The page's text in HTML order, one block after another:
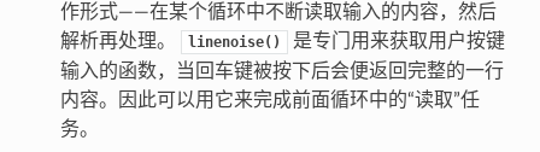
作形式——在某个循环中不断读取输入的内容，然后
解析再处理。
linenoise()
是专门用来获取用户按键
输入的函数，当回车键被按下后会便返回完整的一行
内容。因此可以用它来完成前面循环中的“读取”任
务。